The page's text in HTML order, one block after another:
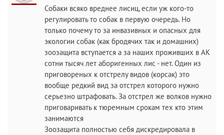
Собаки всяко вреднее лисиц, если уж кого-то
регулировать то собак в первую очередь. Но
только почему то за инвазивных и опасных для
экологии собак (как бродячих так и домашних)
зоозащита вступается а за наших проживших в АК
сотни тысяч лет аборигенных лис - нет. Один из
приговореных к отстрелу видов (корсак) это
вообще редкий вид за отстрел которого нужно
серьезно штрафовать. За отстрел же волков нужно
приговаривать к тюремным срокам тех кто этим
занимаются
Зоозащита полностью себя дискредировала в